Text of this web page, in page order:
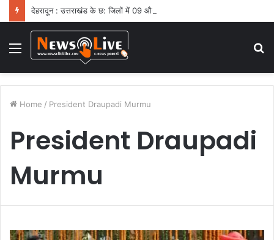
Menu
Home / President Draupadi Murmu
President Draupadi
Murmu